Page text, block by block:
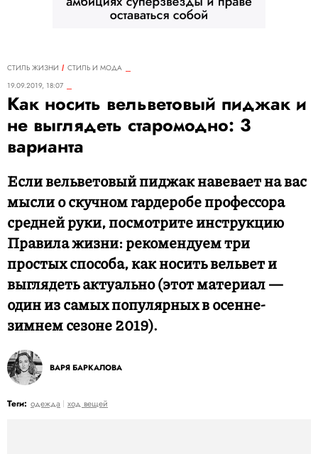
СТИЛЬ ЖИЗНИ
СТИЛЬ И МОДА
19.09.2019, 18:07
Как носить вельветовый пиджак и
не выглядеть старомодно: 3
варианта
Если вельветовый пиджак навевает на вас
мысли о скучном гардеробе профессора
средней руки, посмотрите инструкцию
Правила жизни: рекомендуем три
простых способа, как носить вельвет и
выглядеть актуально (этот материал —
один из самых популярных в осенне-
зимнем сезоне 2019).
ВАРЯ БАРКАЛОВА
Теги: одежда ход вещей